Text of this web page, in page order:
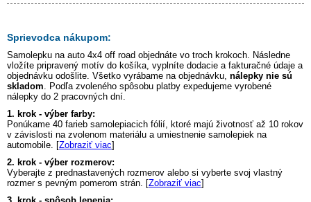
Sprievodca nákupom:
Samolepku na auto 4x4 off road objednáte vo troch krokoch. Následne
vložíte pripravený motív do košíka, vyplníte dodacie a fakturačné údaje a
objednávku odošlite. Všetko vyrábame na objednávku, nálepky nie sú
skladom . Podľa zvoleného spôsobu platby expedujeme vyrobené
nálepky do 2 pracovných dní.
1. krok - výber farby:
Ponúkame 40 farieb samolepiacich fólií, ktoré majú životnosť až 10 rokov
v závislosti na zvolenom materiálu a umiestnenie samolepiek na
automobile. [Zobraziť viac]
2. krok - výber rozmerov:
Vyberajte z prednastavených rozmerov alebo si vyberte svoj vlastný
rozmer s pevným pomerom strán. [Zobraziť viac]